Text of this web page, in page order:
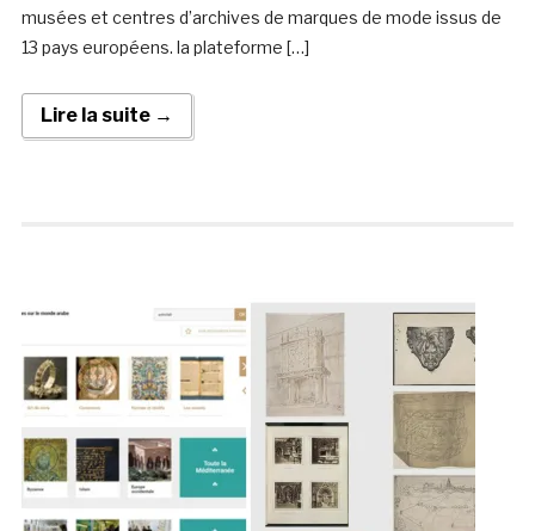
musées et centres d’archives de marques de mode issus de
13 pays européens. la plateforme […]
Lire la suite →